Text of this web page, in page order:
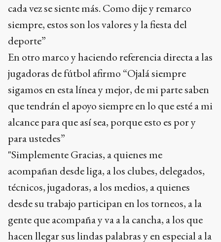
cada vez se siente más. Como dije y remarco
siempre, estos son los valores y la fiesta del
deporte”
En otro marco y haciendo referencia directa a las
jugadoras de fútbol afirmo “Ojalá siempre
sigamos en esta línea y mejor, de mi parte saben
que tendrán el apoyo siempre en lo que esté a mi
alcance para que así sea, porque esto es por y
para ustedes”
"Simplemente Gracias, a quienes me
acompañan desde liga, a los clubes, delegados,
técnicos, jugadoras, a los medios, a quienes
desde su trabajo participan en los torneos, a la
gente que acompaña y va a la cancha, a los que
hacen llegar sus lindas palabras y en especial a la